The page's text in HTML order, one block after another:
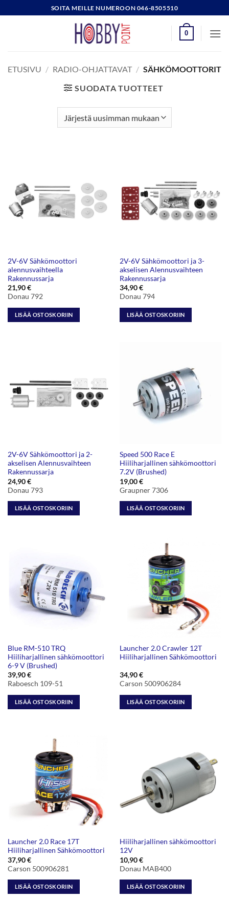
to
SOITA MEILLE NUMEROON 046-8505510
0
ETUSIVU / RADIO-OHJATTAVAT / SÄHKÖMOOTTORIT
SUODATA TUOTTEET
2V-6V Sähkömoottori
alennusvaihteella
Rakennussarja
21,90€
Donau 792
LISÄÄ OSTOSKORIIN
2V-6V Sähkömoottori ja 3-
akselisen Alennusvaihteen
Rakennussarja
34,90€
Donau 794
LISÄÄ OSTOSKORIIN
2V-6V Sähkömoottori ja 2-
akselisen Alennusvaihteen
Rakennussarja
24,90€
Donau 793
LISÄÄ OSTOSKORIIN
Speed 500 Race E
Hiiliharjallinen sähkömoottori
7.2V (Brushed)
19,00€
Graupner 7306
LISÄÄ OSTOSKORIIN
Blue RM-510 TRQ
Hiiliharjallinen sähkömoottori
6-9 V (Brushed)
39,90€
Raboesch 109-51
LISÄÄ OSTOSKORIIN
Launcher 2.0 Crawler 12T
Hiiliharjallinen Sähkömoottori
34,90€
Carson 500906284
LISÄÄ OSTOSKORIIN
Launcher 2.0 Race 17T
Hiiliharjallinen Sähkömoottori
37,90€
Carson 500906281
LISÄÄ OSTOSKORIIN
Hiiliharjallinen sähkömoottori
12V
10,90€
Donau MAB400
LISÄÄ OSTOSKORIIN